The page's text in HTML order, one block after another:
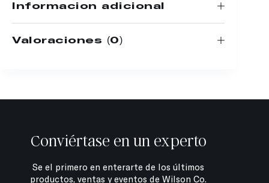
Información adicional
Valoraciones (0)
Conviértase en un experto
Se el primero en enterarte de los últimos
productos, ventas y eventos de Wilson Co.